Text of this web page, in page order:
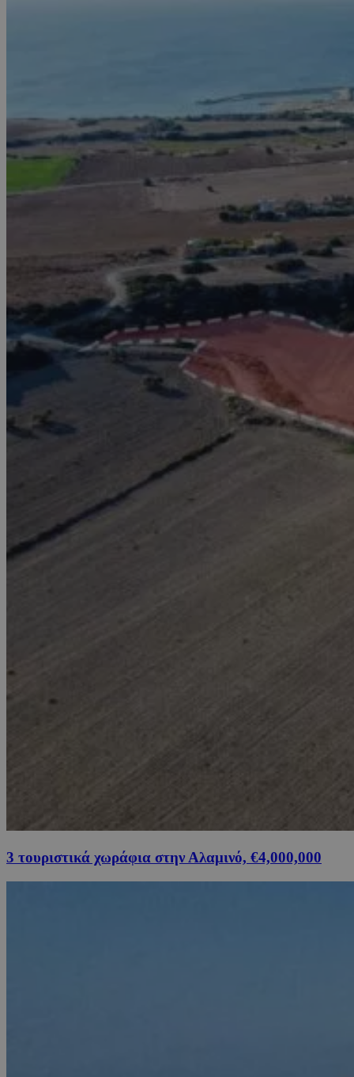
3 τουριστικά χωράφια στην Αλαμινό, €4,000,000